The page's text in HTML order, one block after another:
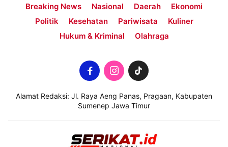
Breaking News Nasional Daerah
Ekonomi
Politik
Kesehatan Pariwisata
Kuliner
Hukum & Kriminal
Olahraga
Alamat Redaksi: Jl. Raya Aeng Panas, Pragaan, Kabupaten
Sumenep Jawa Timur